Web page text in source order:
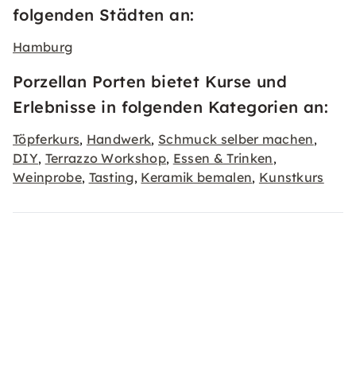
folgenden Städten an:
Hamburg
Porzellan Porten bietet Kurse und
Erlebnisse in folgenden Kategorien an:
Töpferkurs, Handwerk, Schmuck selber machen,
DIY, Terrazzo Workshop, Essen & Trinken,
Weinprobe, Tasting, Keramik bemalen, Kunstkurs